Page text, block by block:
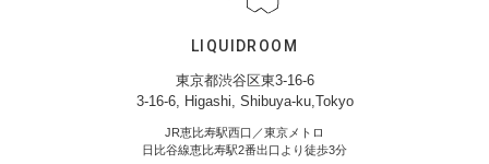
LIQUIDROOM
東京都渋谷区東3-16-6
3-16-6, Higashi, Shibuya-ku,Tokyo
JR恵比寿駅西口／東京メトロ
日比谷線恵比寿駅2番出口より徒歩3分